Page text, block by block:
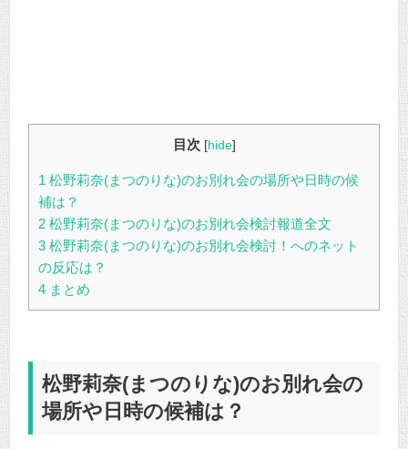
目次 [hide]
1 松野莉奈(まつのりな)のお別れ会の場所や日時の候
補は？
2 松野莉奈(まつのりな)のお別れ会検討報道全文
3 松野莉奈(まつのりな)のお別れ会検討！へのネット
の反応は？
4 まとめ
松野莉奈(まつのりな)のお別れ会の
場所や日時の候補は？